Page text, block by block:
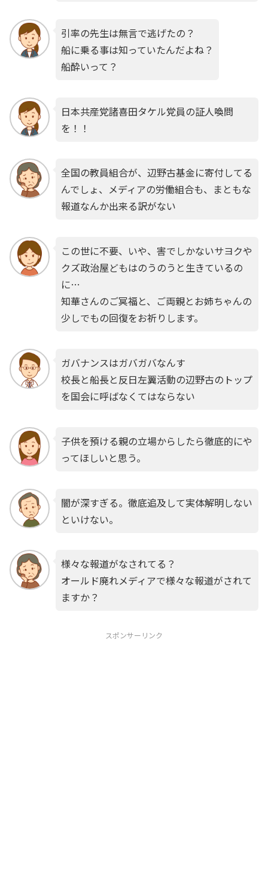
引率の先生は無言で逃げたの？
船に乗る事は知っていたんだよね？
船酔いって？
日本共産党諸喜田タケル党員の証人喚問
を！！
全国の教員組合が、辺野古基金に寄付してる
んでしょ、メディアの労働組合も、まともな
報道なんか出来る訳がない
この世に不要、いや、害でしかないサヨクや
クズ政治屋どもはのうのうと生きているの
に…
知華さんのご冥福と、ご両親とお姉ちゃんの
少しでもの回復をお祈りします。
ガバナンスはガバガバなんす
校長と船長と反日左翼活動の辺野古のトップ
を国会に呼ばなくてはならない
子供を預ける親の立場からしたら徹底的にや
ってほしいと思う。
闇が深すぎる。徹底追及して実体解明しない
といけない。
様々な報道がなされてる？
オールド廃れメディアで様々な報道がされて
ますか？
スポンサーリンク